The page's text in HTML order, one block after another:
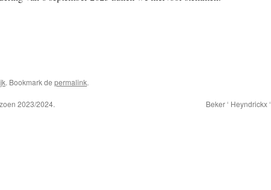
. Bookmark de permalink.
2023/2024. Beker ‘ Heyndrickx ‘